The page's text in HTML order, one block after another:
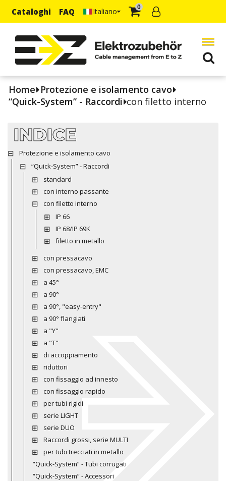
Cataloghi FAQ Italiano 0
Home Protezione e isolamento cavo
“Quick-System” - Raccordi con filetto interno
INDICE
Protezione e isolamento cavo
“Quick-System” - Raccordi
standard
con interno passante
con filetto interno
IP 66
IP 68/IP 69K
filetto in metallo
con pressacavo
con pressacavo, EMC
a 45°
a 90°
a 90°, "easy-entry"
a 90° flangiati
a "Y"
a "T"
di accoppiamento
riduttori
con fissaggio ad innesto
con fissaggio rapido
per tubi rigidi
serie LIGHT
serie DUO
Raccordi grossi, serie MULTI
per tubi trecciati in metallo
“Quick-System” - Tubi corrugati
“Quick-System” - Accessori